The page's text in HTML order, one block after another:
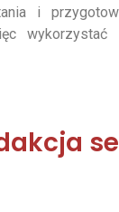
i
wykorzystać